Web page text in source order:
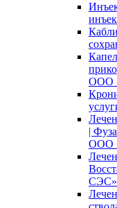
ООО
|
ООО
СЭС»